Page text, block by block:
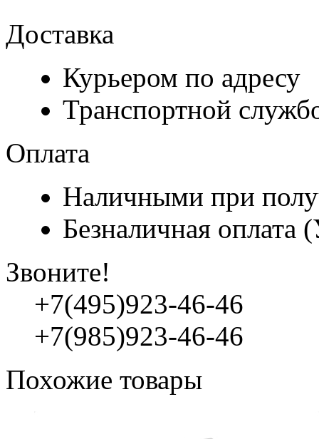
Доставка
Курьером по адресу
Транспортной
Оплата
Наличными при
Безналичная
Звоните!
+7(495)923-46-46
+7(985)923-46-46
Похожие товары